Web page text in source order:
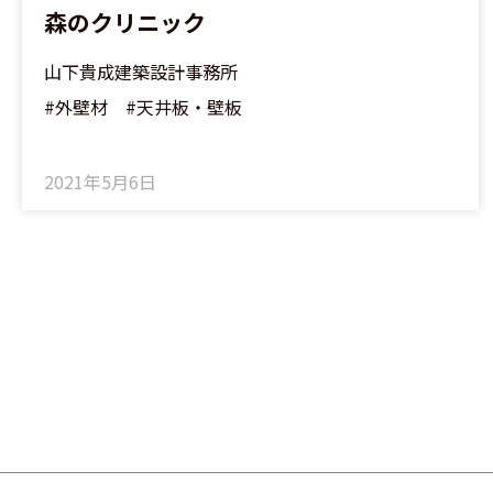
森のクリニック
山下貴成建築設計事務所
#外壁材 #天井板・壁板
2021年5月6日